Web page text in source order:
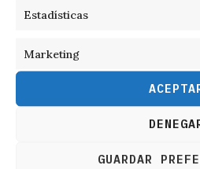
Estadísticas
Marketing
GUARDAR